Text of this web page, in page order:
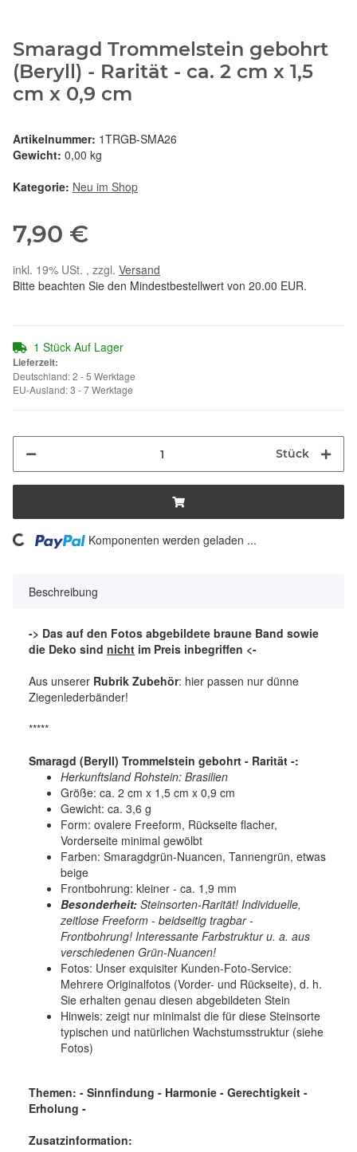
Smaragd Trommelstein gebohrt
(Beryll) - Rarität - ca. 2 cm x 1,5
cm x 0,9 cm
Artikelnummer: 1TRGB-SMA26
Gewicht: 0,00 kg
Kategorie: Neu im Shop
7,90 €
inkl. 19% USt. , zzgl. Versand
Bitte beachten Sie den Mindestbestellwert von 20.00 EUR.
1 Stück Auf Lager
Lieferzeit:
Deutschland: 2 - 5 Werktage
EU-Ausland: 3 - 7 Werktage
Stück
Komponenten werden geladen ...
Beschreibung
-> Das auf den Fotos abgebildete braune Band sowie
die Deko sind nicht im Preis inbegriffen <-
Aus unserer Rubrik Zubehör: hier passen nur dünne
Ziegenlederbänder!
*****
Smaragd (Beryll) Trommelstein gebohrt - Rarität -:
Herkunftsland Rohstein: Brasilien
Größe: ca. 2 cm x 1,5 cm x 0,9 cm
Gewicht: ca. 3,6 g
Form: ovalere Freeform, Rückseite flacher,
Vorderseite minimal gewölbt
Farben: Smaragdgrün-Nuancen, Tannengrün, etwas
beige
Frontbohrung: kleiner - ca. 1,9 mm
Besonderheit: Steinsorten-Rarität! Individuelle,
zeitlose Freeform - beidseitig tragbar -
Frontbohrung! Interessante Farbstruktur u. a. aus
verschiedenen Grün-Nuancen!
Fotos: Unser exquisiter Kunden-Foto-Service:
Mehrere Originalfotos (Vorder- und Rückseite), d. h.
Sie erhalten genau diesen abgebildeten Stein
Hinweis: zeigt nur minimalst die für diese Steinsorte
typischen und natürlichen Wachstumsstruktur (siehe
Fotos)
Themen: - Sinnfindung - Harmonie - Gerechtigkeit -
Erholung -
Zusatzinformation: